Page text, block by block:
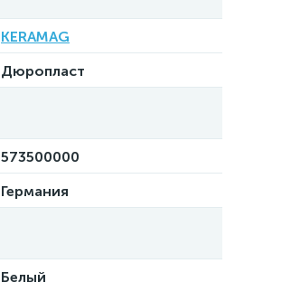
KERAMAG
Дюропласт
573500000
Германия
Белый